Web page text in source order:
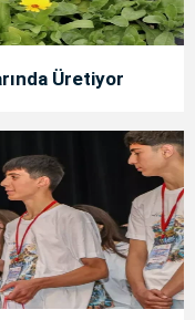
Üretiyor